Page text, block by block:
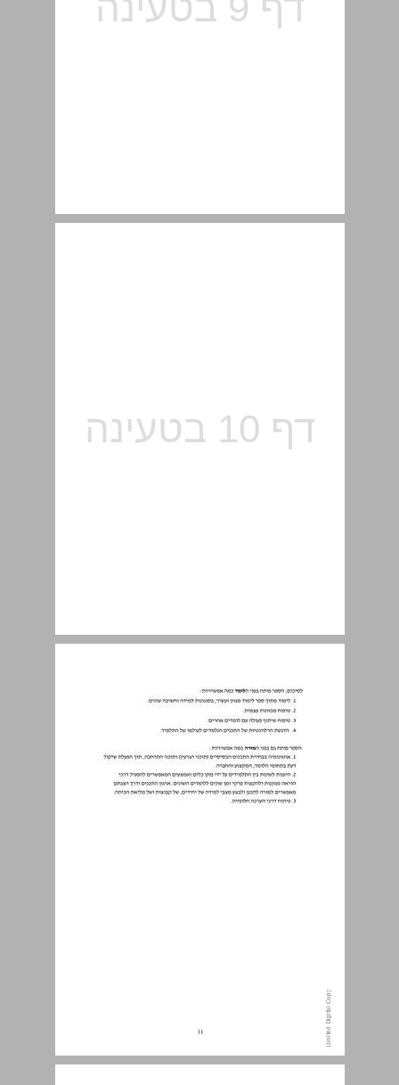
ג. בתחום ההוראה-למידה ... 10
מקורות המידע בספר ... 12